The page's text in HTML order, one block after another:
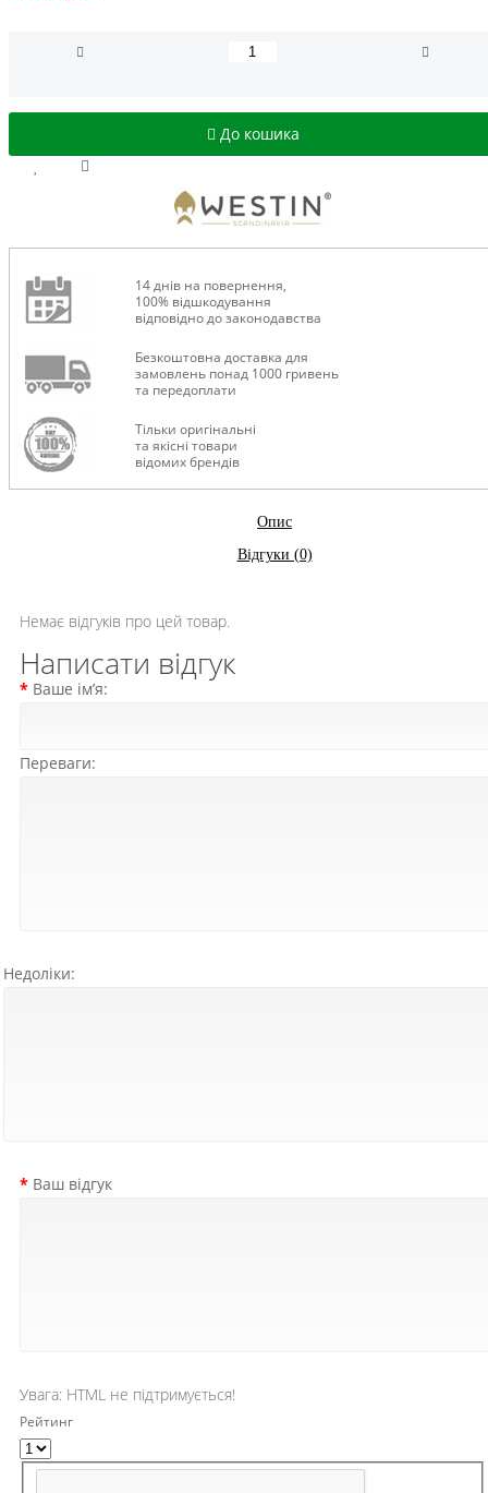
До кошика
14 днів на повернення,
100% відшкодування
відповідно до законодавства
Безкоштовна доставка для
замовлень понад 1000 гривень
та передоплати
Тільки оригінальні
та якісні товари
відомих брендів
Опис
Відгуки (0)
Немає відгуків про цей товар.
Написати відгук
Ваше ім’я:
Переваги:
Недоліки:
Ваш відгук
Увага: HTML не підтримується!
Рейтинг